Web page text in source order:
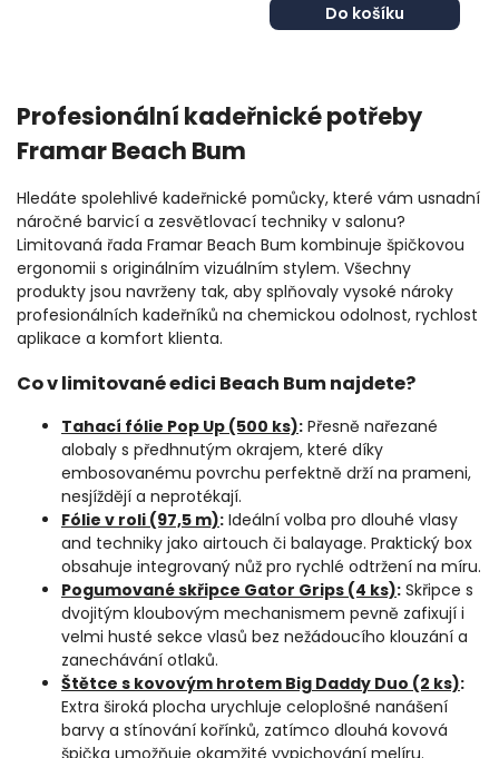
Do košíku
Profesionální kadeřnické potřeby
Framar Beach Bum
Hledáte spolehlivé kadeřnické pomůcky, které vám usnadní
náročné barvicí a zesvětlovací techniky v salonu?
Limitovaná řada Framar Beach Bum kombinuje špičkovou
ergonomii s originálním vizuálním stylem. Všechny
produkty jsou navrženy tak, aby splňovaly vysoké nároky
profesionálních kadeřníků na chemickou odolnost, rychlost
aplikace a komfort klienta.
Co v limitované edici Beach Bum najdete?
Tahací fólie Pop Up (500 ks): Přesně nařezané
alobaly s předhnutým okrajem, které díky
embosovanému povrchu perfektně drží na prameni,
nesjíždějí a neprotékají.
Fólie v roli (97,5 m): Ideální volba pro dlouhé vlasy
and techniky jako airtouch či balayage. Praktický box
obsahuje integrovaný nůž pro rychlé odtržení na míru.
Pogumované skřipce Gator Grips (4 ks): Skřipce s
dvojitým kloubovým mechanismem pevně zafixují i
velmi husté sekce vlasů bez nežádoucího klouzání a
zanechávání otlaků.
Štětce s kovovým hrotem Big Daddy Duo (2 ks):
Extra široká plocha urychluje celoplošné nanášení
barvy a stínování kořínků, zatímco dlouhá kovová